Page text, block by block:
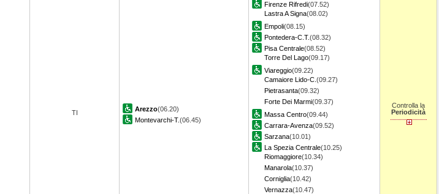
TI Arezzo(06.20)
Montevarchi-T.(06.45)
Firenze Rifredi(07.52)
Lastra A Signa(08.02)
Empoli(08.15)
Pontedera-C.T.(08.32)
Pisa Centrale(08.52)
Torre Del Lago(09.17)
Viareggio(09.22)
Camaiore Lido-C. (09.27)
Pietrasanta(09.32)
Forte Dei Marmi(09.37)
Massa Centro(09.44)
Carrara-Avenza(09.52)
Sarzana(10.01)
La Spezia Centrale(10.25)
Riomaggiore(10.34)
Manarola(10.37)
Corniglia(10.42)
Vernazza(10.47)
Controlla la
Periodicità